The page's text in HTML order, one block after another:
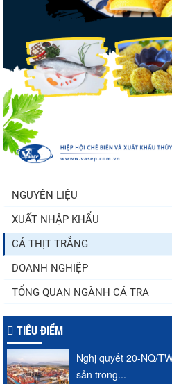
hội cho hàng
Xuất khẩu cá
tăng nhẹ, áp
Trung Quốc
trong khi
NGUYÊN LIỆU
XUẤT NHẬP KHẨU
CÁ THỊT TRẮNG
DOANH NGHIỆP
TỔNG QUAN NGÀNH CÁ TRA
TIÊU ĐIỂM
Nghị quyết 20-NQ/
sản trong...